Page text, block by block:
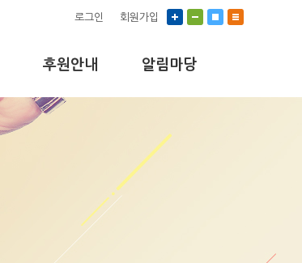
로그인 회원가입
후원안내 알림마당